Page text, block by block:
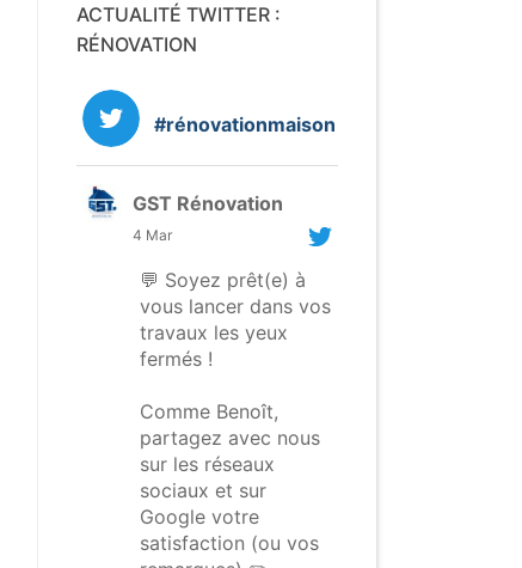
ACTUALITÉ TWITTER :
RÉNOVATION
#rénovationmaison
GST Rénovation
4 Mar
💬 Soyez prêt(e) à
vous lancer dans vos
travaux les yeux
fermés !
Comme Benoît,
partagez avec nous
sur les réseaux
sociaux et sur
Google votre
satisfaction (ou vos